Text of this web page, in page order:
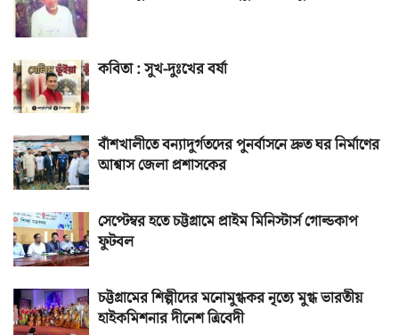
কবিতা : সুখ-দুঃখের বর্ষা
বাঁশখালীতে বন্যাদুর্গতদের পুনর্বাসনে দ্রুত ঘর নির্মাণের
আশ্বাস জেলা প্রশাসকের
সেপ্টেম্বর হতে চট্টগ্রামে প্রাইম মিনিস্টার্স গোল্ডকাপ
ফুটবল
চট্টগ্রামের শিল্পীদের মনোমুগ্ধকর নৃত্যে মুগ্ধ ভারতীয়
হাইকমিশনার দীনেশ ত্রিবেদী